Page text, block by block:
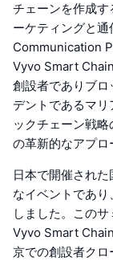
チェーンを作成
ーケティングと
Communication
Vyvo Smart
創設者でありブ
デントであるマ
ックチェーン戦
の革新的なアプロ
日本で開催され
なイベントであ
しました。この
Vyvo Smart
京での創設者クロ